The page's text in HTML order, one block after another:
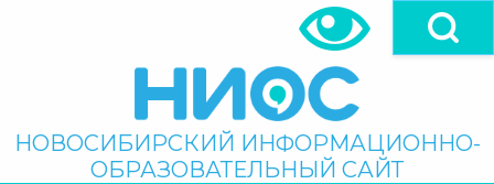
Поиск
НОВОСИБИРСКИЙ ИНФОРМАЦИОННО-
ОБРАЗОВАТЕЛЬНЫЙ САЙТ